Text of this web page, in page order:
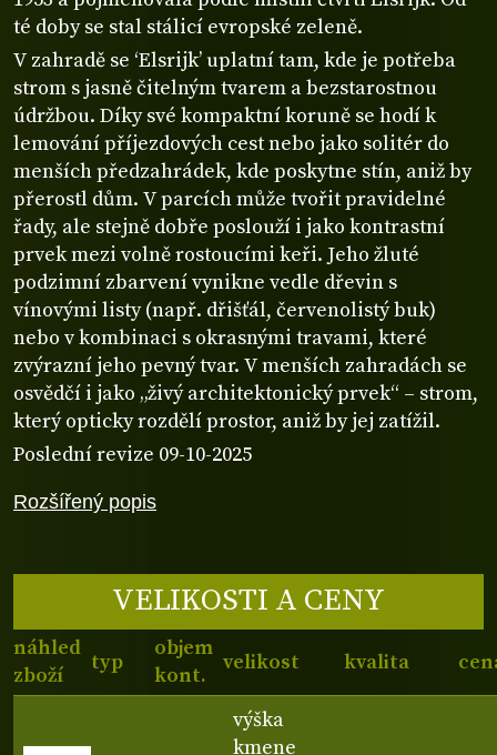
Rozšířený popis
té doby se stal stálicí evropské zeleně.
V zahradě se ‘Elsrijk’ uplatní tam, kde je potřeba
strom s jasně čitelným tvarem a bezstarostnou
údržbou. Díky své kompaktní koruně se hodí k
lemování příjezdových cest nebo jako solitér do
menších předzahrádek, kde poskytne stín, aniž by
přerostl dům. V parcích může tvořit pravidelné
řady, ale stejně dobře poslouží i jako kontrastní
prvek mezi volně rostoucími keři. Jeho žluté
podzimní zbarvení vynikne vedle dřevin s
vínovými listy (např. dřišťál, červenolistý buk)
nebo v kombinaci s okrasnými travami, které
zvýrazní jeho pevný tvar. V menších zahradách se
osvědčí i jako „živý architektonický prvek“ – strom,
který opticky rozdělí prostor, aniž by jej zatížil.
Poslední revize 09-10-2025
VELIKOSTI A CENY
náhled
zboží
typ
objem
kont.
velikost kvalita
výška
kmene